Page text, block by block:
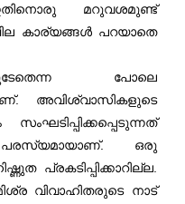
മറുവശമുണ്ട്
കാര്യങ്ങൾ പറയാതെ
പോലെ
അവിശ്വാസികളുടെ
ഒരു
പ്രകടിപ്പിക്കാറില്ല.
വിവാഹിതരുടെ നാട്